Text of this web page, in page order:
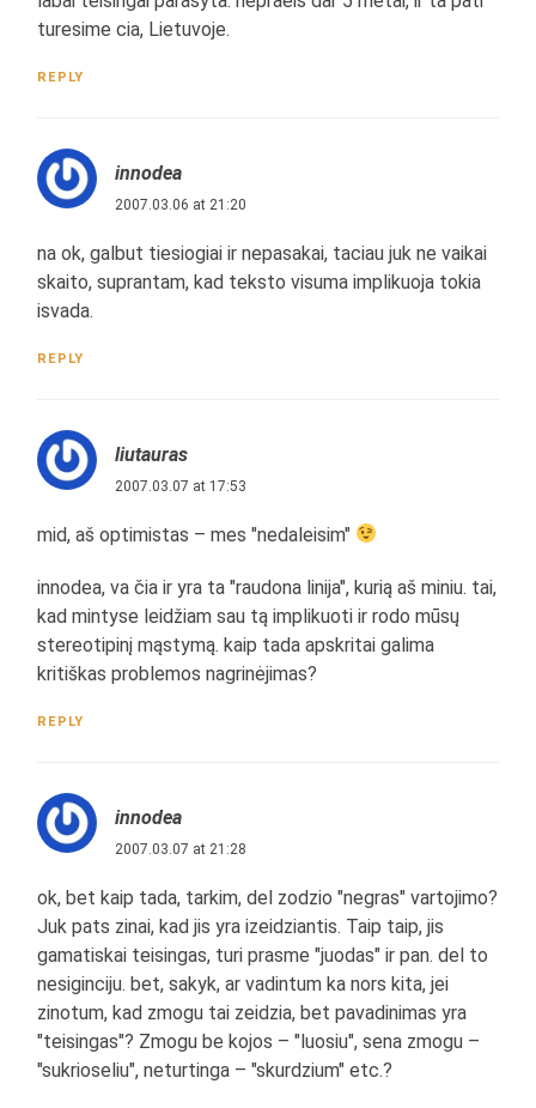
turesime cia, Lietuvoje.
REPLY
innodea
2007.03.06 at 21:20
na ok, galbut tiesiogiai ir nepasakai, taciau juk ne vaikai
skaito, suprantam, kad teksto visuma implikuoja tokia
isvada.
REPLY
liutauras
2007.03.07 at 17:53
mid, aš optimistas – mes "nedaleisim"
innodea, va čia ir yra ta "raudona linija", kurią aš miniu. tai,
kad mintyse leidžiam sau tą implikuoti ir rodo mūsų
stereotipinį mąstymą. kaip tada apskritai galima
kritiškas problemos nagrinėjimas?
REPLY
innodea
2007.03.07 at 21:28
ok, bet kaip tada, tarkim, del zodzio "negras" vartojimo?
Juk pats zinai, kad jis yra izeidziantis. Taip taip, jis
gamatiskai teisingas, turi prasme "juodas" ir pan. del to
nesiginciju. bet, sakyk, ar vadintum ka nors kita, jei
zinotum, kad zmogu tai zeidzia, bet pavadinimas yra
"teisingas"? Zmogu be kojos – "luosiu", sena zmogu –
"sukrioseliu", neturtinga – "skurdzium" etc.?